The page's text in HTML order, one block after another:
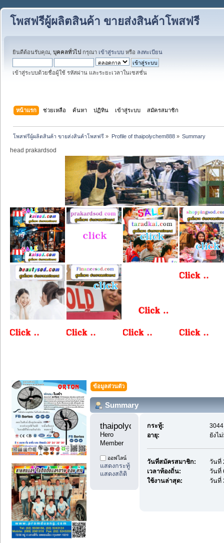
โพสฟรีผู้ผลิตสินค้า ขายส่งสินค้าโพสฟรี
ยินดีต้อนรับคุณ, บุคคลทั่วไป กรุณา เข้าสู่ระบบ หรือ ลงทะเบียน
เข้าสู่ระบบด้วยชื่อผู้ใช้ รหัสผ่าน และระยะเวลาในเซสชั่น
หน้าแรก ช่วยเหลือ ค้นหา ปฏิทิน เข้าสู่ระบบ สมัครสมาชิก
โพสฟรีผู้ผลิตสินค้า ขายส่งสินค้าโพสฟรี » Profile of thaipolychem888» Summary
head prakardsod
ข้อมูลส่วนตัว
Summary
thaipolychem888
Hero
Member
ออฟไลน์
แสดงกระทู้
แสดงสถิติ
กระทู้:
อายุ:
ยังไ
วันที่สมัครสมาชิก:
วันที่
เวลาท้องถิ่น:
วันที่
ใช้งานล่าสุด:
วันที่